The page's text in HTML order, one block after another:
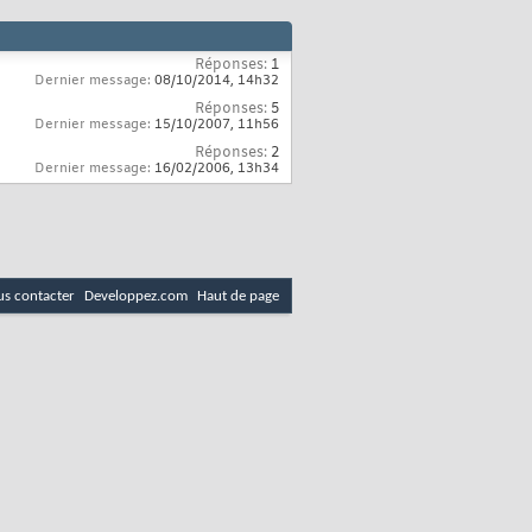
Réponses: 1
Dernier message: 08/10/2014, 14h32
Réponses: 5
Dernier message: 15/10/2007, 11h56
Réponses: 2
Dernier message: 16/02/2006, 13h34
contacter Developpez.com Haut de page